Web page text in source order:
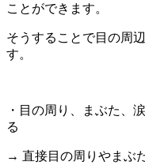
ことができます。
そうすることで目の周
す。
・目の周り、まぶた、
る
→ 直接目の周りやまぶ